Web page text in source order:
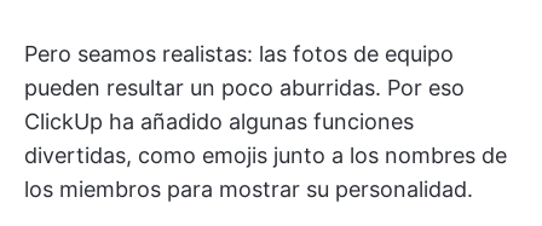
Pero seamos realistas: las fotos de equipo
pueden resultar un poco aburridas. Por eso
ClickUp ha añadido algunas funciones
divertidas, como emojis junto a los nombres de
los miembros para mostrar su personalidad.